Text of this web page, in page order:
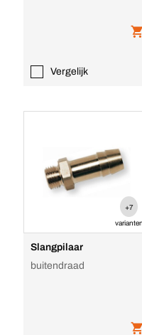
Vergelijk
+7
varianten
Slangpilaar
buitendraad